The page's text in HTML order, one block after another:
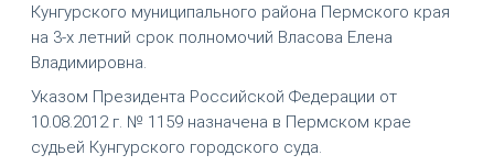
Кунгурского муниципального района Пермского края
на 3-х летний срок полномочий Власова Елена
Владимировна.
Указом Президента Российской Федерации от
10.08.2012 г. № 1159 назначена в Пермском крае
судьей Кунгурского городского суда.